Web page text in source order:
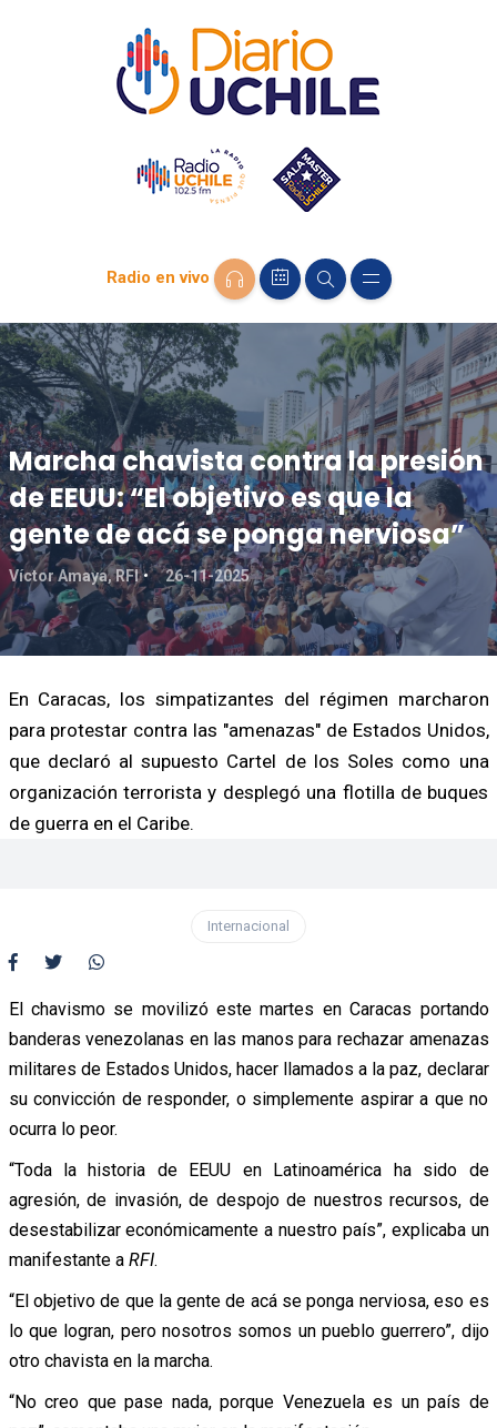
Radio en vivo
Marcha chavista contra la presión
de EEUU: “El objetivo es que la
gente de acá se ponga nerviosa”
Víctor Amaya, RFI 26-11-2025
En Caracas, los simpatizantes del régimen marcharon
para protestar contra las "amenazas" de Estados Unidos,
que declaró al supuesto Cartel de los Soles como una
organización terrorista y desplegó una flotilla de buques
de guerra en el Caribe.
Internacional
El chavismo se movilizó este martes en Caracas portando
banderas venezolanas en las manos para rechazar amenazas
militares de Estados Unidos, hacer llamados a la paz, declarar
su convicción de responder, o simplemente aspirar a que no
ocurra lo peor.
“Toda la historia de EEUU en Latinoamérica ha sido de
agresión, de invasión, de despojo de nuestros recursos, de
desestabilizar económicamente a nuestro país”, explicaba un
manifestante a RFI.
“El objetivo de que la gente de acá se ponga nerviosa, eso es
lo que logran, pero nosotros somos un pueblo guerrero”, dijo
otro chavista en la marcha.
“No creo que pase nada, porque Venezuela es un país de